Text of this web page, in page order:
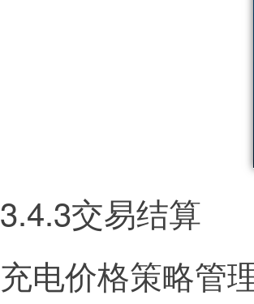
3.4.3交易结算
充电价格策略管